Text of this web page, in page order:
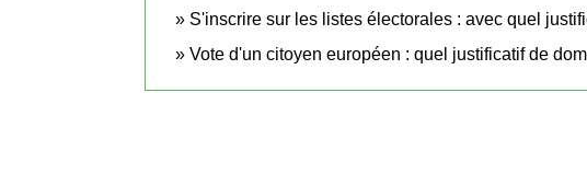
S'inscrire sur les listes électorales : avec quel
Vote d'un citoyen européen : quel justificatif de